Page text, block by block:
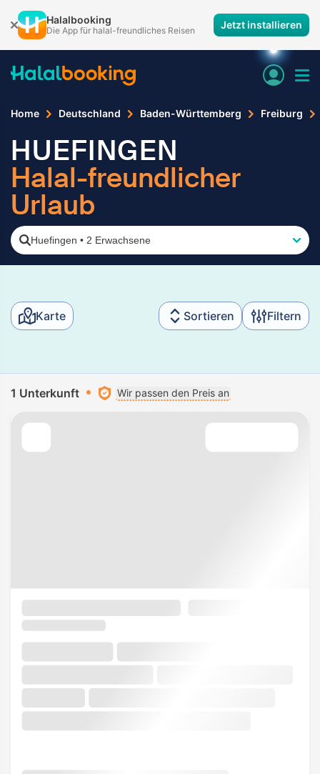
Halalbooking
Die App für halal-freundliches Reisen Jetzt installieren
Home Deutschland Baden-Württemberg Freiburg
HUEFINGEN
Halal-freundlicher
Urlaub
Huefingen • 2 Erwachsene
Karte Sortieren Filtern
1 Unterkunft Wir passen den Preis an